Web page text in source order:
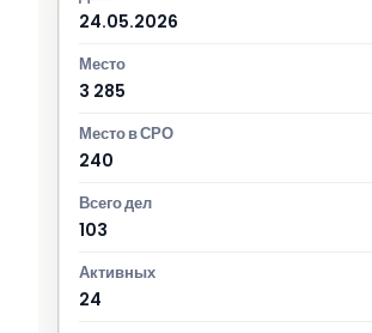
24.05.2026
3 285
240
103
24